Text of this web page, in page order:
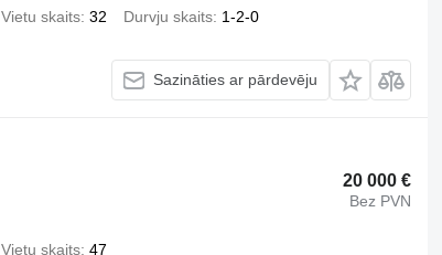
Vietu skaits 32 Durvju skaits 1-2-0
Sazināties ar pārdevēju
20 000 €
Bez PVN
Vietu skaits 47